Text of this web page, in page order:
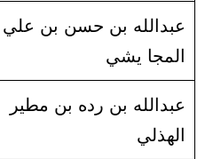
عبدالله بن حسن بن علي
المجا يشي
عبدالله بن رده بن مطير
الهذلي